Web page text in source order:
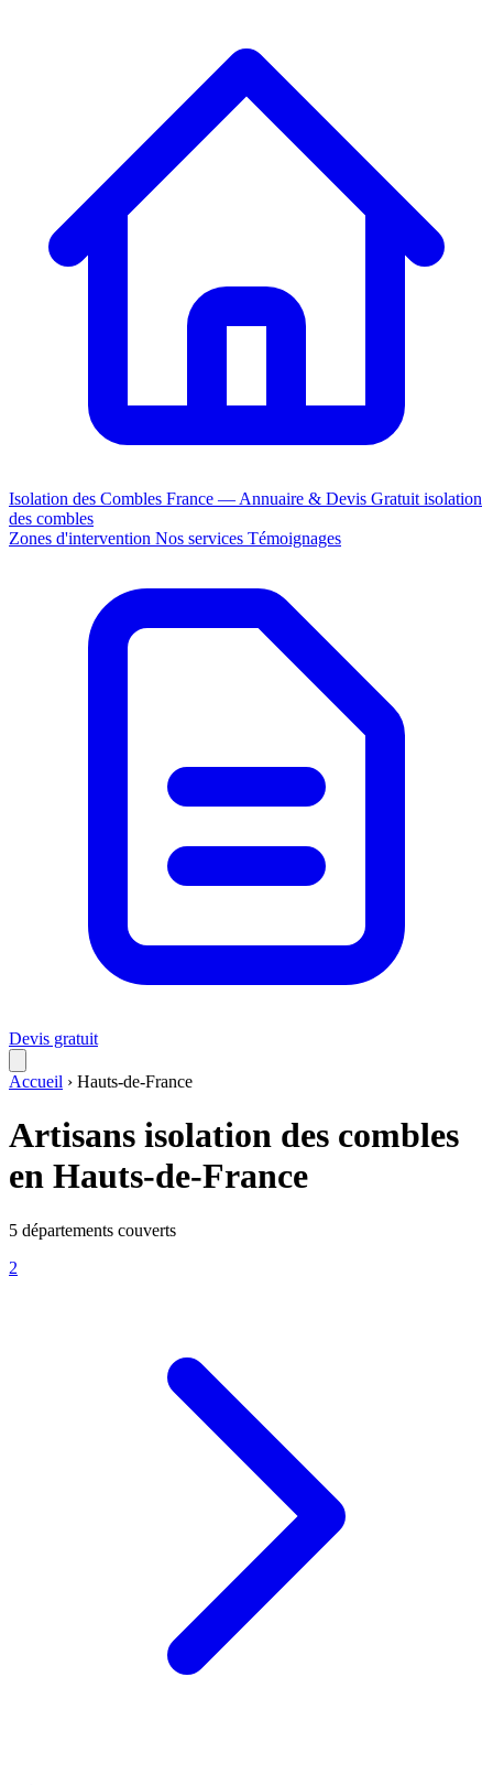
Isolation des Combles France — Annuaire & Devis Gratuit isolation
des combles
Zones d'intervention Nos services Témoignages
Devis gratuit
Accueil › Hauts-de-France
Artisans isolation des combles
en Hauts-de-France
5 départements couverts
2